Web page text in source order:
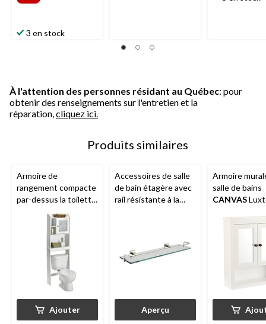
3 en stock
À l'attention des personnes résidant au Québec: pour
obtenir des renseignements sur l'entretien et la
réparation, cliquez ici.
Produits similaires
Armoire de
rangement compacte
par-dessus la toilette
Sauder
Caraway, blanc doux
Ajouter
Accessoires de salle
de bain étagère avec
rail résistante à la
Aperçu
Armoire
salle de bains
CANVAS